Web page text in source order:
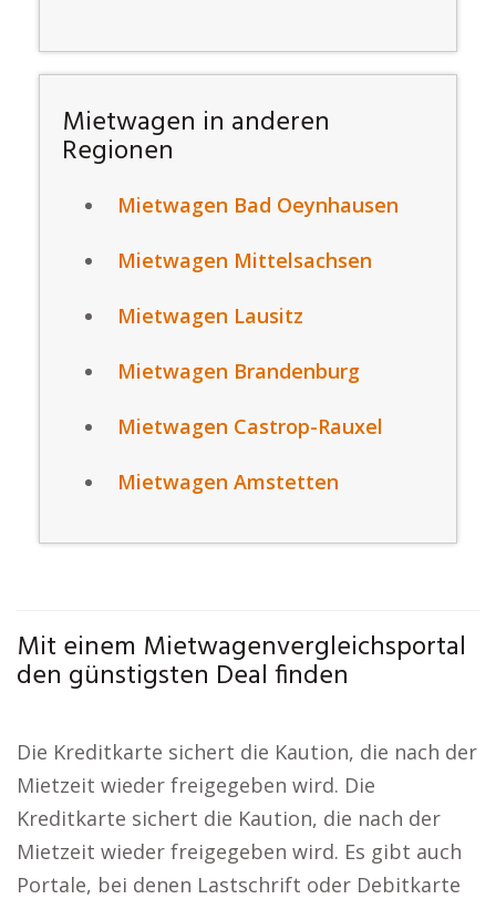
Mietwagen in anderen
Regionen
Mietwagen Bad Oeynhausen
Mietwagen Mittelsachsen
Mietwagen Lausitz
Mietwagen Brandenburg
Mietwagen Castrop-Rauxel
Mietwagen Amstetten
Mit einem Mietwagenvergleichsportal
den günstigsten Deal finden
Die Kreditkarte sichert die Kaution, die nach der
Mietzeit wieder freigegeben wird. Die
Kreditkarte sichert die Kaution, die nach der
Mietzeit wieder freigegeben wird. Es gibt auch
Portale, bei denen Lastschrift oder Debitkarte